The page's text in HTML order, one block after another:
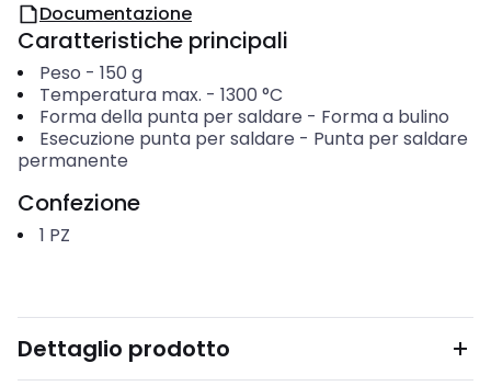
Documentazione
Caratteristiche principali
Peso - 150 g
Temperatura max. - 1300 °C
Forma della punta per saldare - Forma a bulino
Esecuzione punta per saldare - Punta per saldare
permanente
Confezione
1 PZ
Dettaglio prodotto